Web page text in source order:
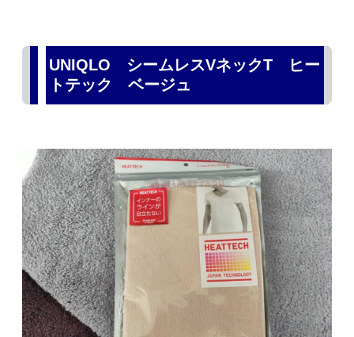
UNIQLO シームレスVネックT ヒー
トテック ベージュ